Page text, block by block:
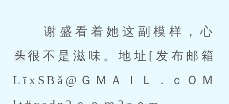
谢盛看着她这副模样，心
很不是滋味。地址[发布邮箱
LīxSBǎ@ＧＭＡＩＬ．ｃＯＭ